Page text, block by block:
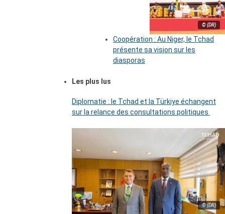
© (DR)
Coopération : Au Niger, le Tchad
présente sa vision sur les
diasporas
Les plus lus
Diplomatie : le Tchad et la Türkiye échangent
sur la relance des consultations politiques
© (DR)